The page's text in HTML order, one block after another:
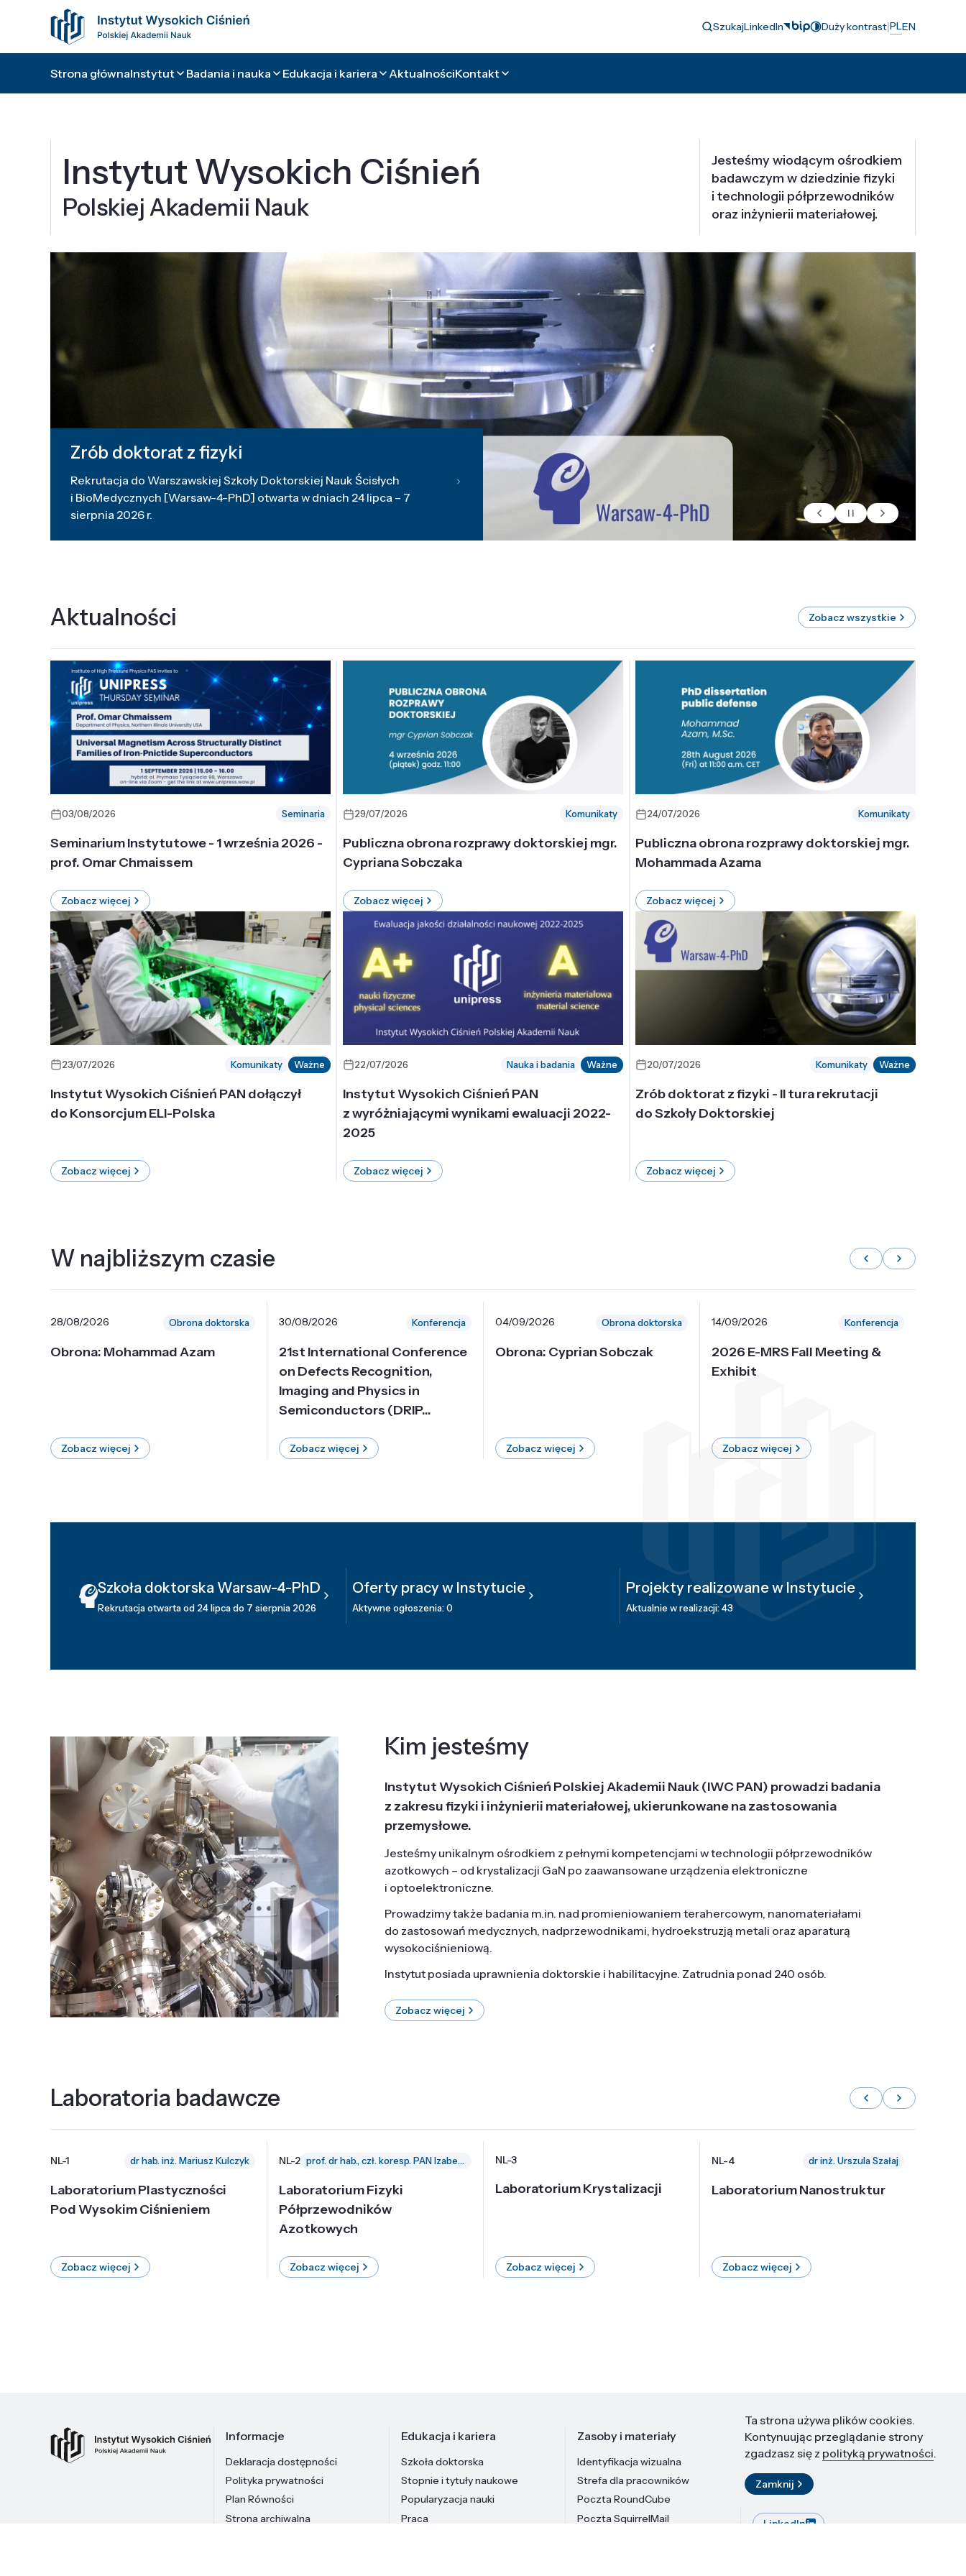
SzukajLinkedIn Duży kontrast|PLEN
Strona głównaInstytut Badania i nauka Edukacja i kariera AktualnościKontakt
Instytut Wysokich Ciśnień
Polskiej Akademii Nauk
Jesteśmy wiodącym ośrodkiem
badawczym w dziedzinie fizyki
i technologii półprzewodników
oraz inżynierii materiałowej.
Zrób doktorat z fizyki
Rekrutacja do Warszawskiej Szkoły Doktorskiej Nauk Ścisłych
i BioMedycznych [Warsaw-4-PhD] otwarta w dniach 24 lipca – 7
sierpnia 2026 r.
Aktualności Zobacz wszystkie
03/08/2026 Seminaria
Seminarium Instytutowe - 1 września 2026 -
prof. Omar Chmaissem
Zobacz więcej
29/07/2026 Komunikaty
Publiczna obrona rozprawy doktorskiej mgr.
Cypriana Sobczaka
Zobacz więcej
24/07/2026 Komunikaty
Publiczna obrona rozprawy doktorskiej mgr.
Mohammada Azama
Zobacz więcej
23/07/2026 Komunikaty Ważne
Instytut Wysokich Ciśnień PAN dołączył
do Konsorcjum ELI-Polska
Zobacz więcej
22/07/2026 Nauka i badania Ważne
Instytut Wysokich Ciśnień PAN
z wyróżniającymi wynikami ewaluacji 2022-
2025
Zobacz więcej
20/07/2026 Komunikaty Ważne
Zrób doktorat z fizyki - II tura rekrutacji
do Szkoły Doktorskiej
Zobacz więcej
W najbliższym czasie
28/08/2026 Obrona doktorska
Obrona: Mohammad Azam
Zobacz więcej
30/08/2026 Konferencja
21st International Conference
on Defects Recognition,
Imaging and Physics in
Semiconductors (DRIP...
Zobacz więcej
04/09/2026 Obrona doktorska
Obrona: Cyprian Sobczak
Zobacz więcej
14/09/2026 Konferencja
2026 E-MRS Fall Meeting &
Exhibit
Zobacz więcej
Szkoła doktorska Warsaw-4-PhD
Rekrutacja otwarta od 24 lipca do 7 sierpnia 2026
Oferty pracy w Instytucie
Aktywne ogłoszenia: 0
Projekty realizowane w Instytucie
Aktualnie w realizacji: 43
Kim jesteśmy
Instytut Wysokich Ciśnień Polskiej Akademii Nauk (IWC PAN) prowadzi badania
z zakresu fizyki i inżynierii materiałowej, ukierunkowane na zastosowania
przemysłowe.
Jesteśmy unikalnym ośrodkiem z pełnymi kompetencjami w technologii półprzewodników
azotkowych – od krystalizacji GaN po zaawansowane urządzenia elektroniczne
i optoelektroniczne.
Prowadzimy także badania m.in. nad promieniowaniem terahercowym, nanomateriałami
do zastosowań medycznych, nadprzewodnikami, hydroekstruzją metali oraz aparaturą
wysokociśnieniową.
Instytut posiada uprawnienia doktorskie i habilitacyjne. Zatrudnia ponad 240 osób.
Zobacz więcej
Laboratoria badawcze
NL-1 dr hab. inż. Mariusz Kulczyk
Laboratorium Plastyczności
Pod Wysokim Ciśnieniem
Zobacz więcej
NL-2 prof. dr hab., czł. koresp. PAN Izabella Grzegory
Laboratorium Fizyki
Półprzewodników
Azotkowych
Zobacz więcej
NL-3
Laboratorium Krystalizacji
Zobacz więcej
NL-4 dr inż. Urszula Szałaj
Laboratorium Nanostruktur
Zobacz więcej
Informacje
Deklaracja dostępności
Polityka prywatności
Plan Równości
Strona archiwalna
Edukacja i kariera
Szkoła doktorska
Stopnie i tytuły naukowe
Popularyzacja nauki
Praca
Zasoby i materiały
Identyfikacja wizualna
Strefa dla pracowników
Poczta RoundCube
Poczta SquirrelMail
Kontakt
Instytut Wysokich Ciśnień PAN
ul. Sokołowska 29/37
01-142 Warszawa
LinkedIn
Ta strona używa plików cookies.
Kontynuując przeglądanie strony
zgadzasz się z polityką prywatności.
Zamknij